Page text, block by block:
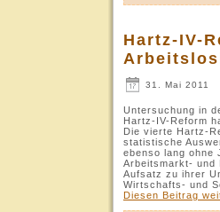
Hartz-IV-
31. Mai 2011
Untersuchung in
Hartz-IV-Reform
Die vierte Hartz-
statistische
ebenso lang ohne
Arbeitsmarkt- und
Aufsatz zu ihrer
Wirtschafts- und
Diesen Beitrag